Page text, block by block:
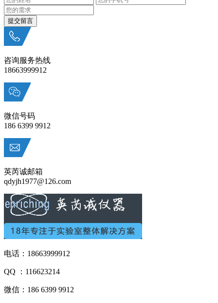
咨询服务热线
18663999912
微信号码
186 6399 9912
英芮诚邮箱
qdyjh1977@126.com
电话：18663999912
QQ ：116623214
微信：186 6399 9912